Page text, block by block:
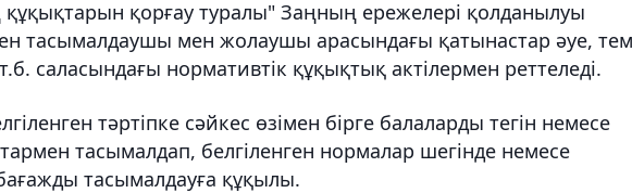
қорғау туралы" Заңның ережелері қолданылуы
тасымалдаушы мен жолаушы арасындағы қатынастар әуе,
саласындағы нормативтік құқықтық актілермен реттеледі.
тәртіпке сәйкес өзімен бірге балаларды тегін немесе
тасымалдап, белгіленген нормалар шегінде немесе
тасымалдауға құқылы.